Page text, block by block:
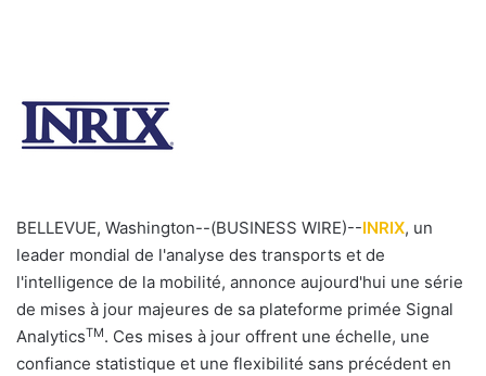
BELLEVUE, Washington--(BUSINESS WIRE)--INRIX, un
leader mondial de l'analyse des transports et de
l'intelligence de la mobilité, annonce aujourd'hui une série
de mises à jour majeures de sa plateforme primée Signal
AnalyticsTM. Ces mises à jour offrent une échelle, une
confiance statistique et une flexibilité sans précédent en